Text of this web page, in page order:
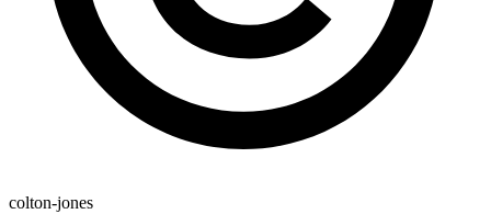
colton-jones